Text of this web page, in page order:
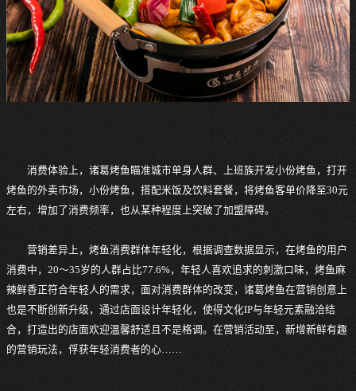
消费体验上，诸葛烤鱼瞄准城市单身人群、上班族开发小份烤鱼，打开
烤鱼的外卖市场，小份烤鱼，搭配米饭及饮料套餐，将烤鱼客单价降至30元
左右，增加了消费频率，也从某种程度上突破了加盟障碍。
营销差异上，烤鱼消费群体年轻化，根据调查数据显示，在烤鱼的用户
消费中，20～35岁的人群占比77.6%，年轻人喜欢追求的刺激口味，烤鱼麻
辣鲜香正符合年轻人的需求，面对消费群体的改变，诸葛烤鱼在营销创意上
也是不断创新升级，通过店面设计年轻化，使得文化IP与年轻元素融洽结
合，打造出的店面欢迎温馨舒适且不是格调。在营销活动至，新增新鲜有趣
的营销玩法，俘获年轻消费者的心……